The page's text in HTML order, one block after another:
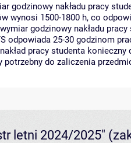
godzinowy nakładu pracy
wynosi 1500-1800 h, co
godzinowy nakładu
odpowiada 25-30 godzinom
pracy studenta
potrzebny do zaliczenia
letni 2024/2025"